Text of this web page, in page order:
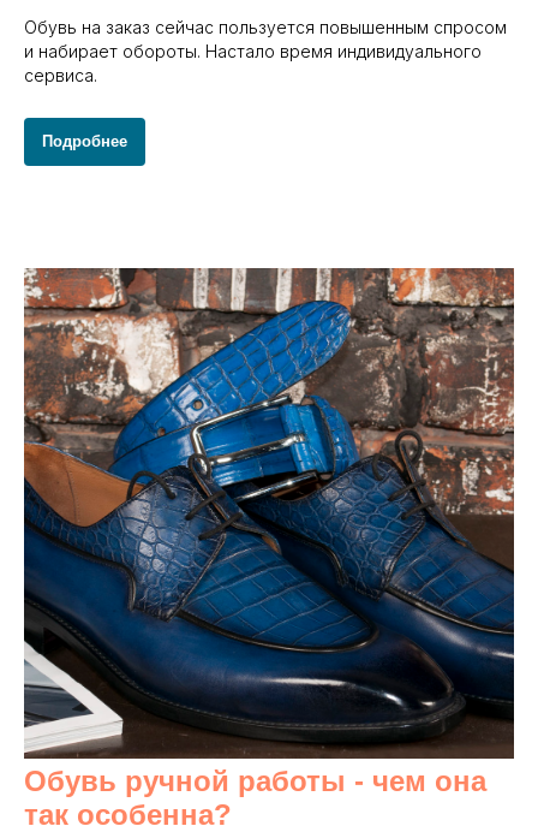
Обувь на заказ сейчас пользуется повышенным спросом
и набирает обороты. Настало время индивидуального
сервиса.
Подробнее
Обувь ручной работы - чем она
так особенна?